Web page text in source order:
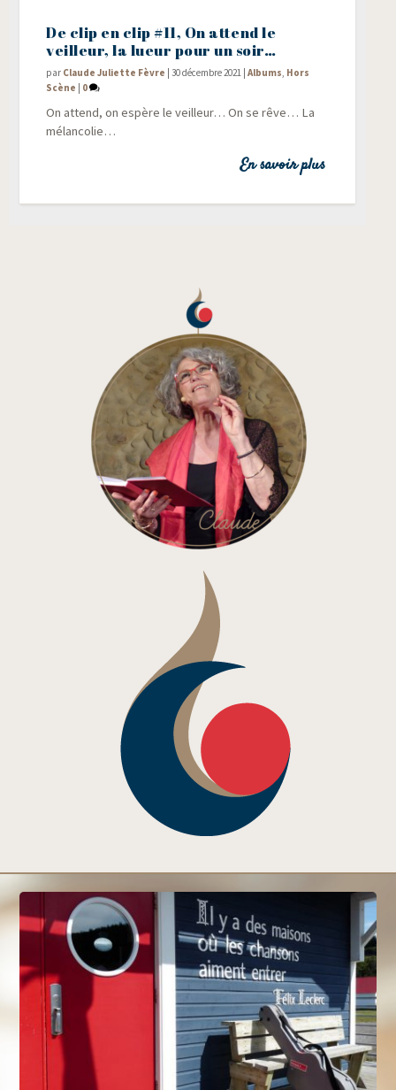
De clip en clip #11, On attend le
veilleur, la lueur pour un soir…
par Claude Juliette Fèvre |30 décembre 2021 |Albums Hors
Scène | 0
On attend, on espère le veilleur… On se rêve… La
mélancolie…
En savoir plus